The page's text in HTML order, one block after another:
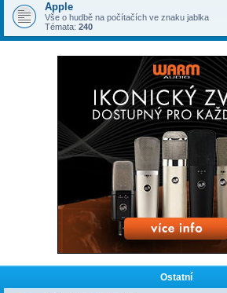
Apple
Vše o hudbě na počítačích ve znaku jablka
Témata: 240
Ostatní